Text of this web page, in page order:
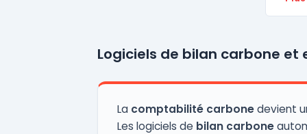
Logiciels de bilan carbone et
La comptabilité carbonedevient
Les logiciels de bilan carbone